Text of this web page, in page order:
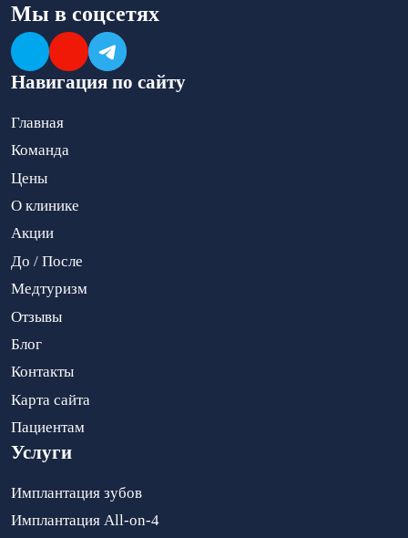
Мы в соцсетях
Навигация по сайту
Главная
Команда
Цены
О клинике
Акции
До / После
Медтуризм
Отзывы
Блог
Контакты
Карта сайта
Пациентам
Услуги
Имплантация зубов
Имплантация All-on-4